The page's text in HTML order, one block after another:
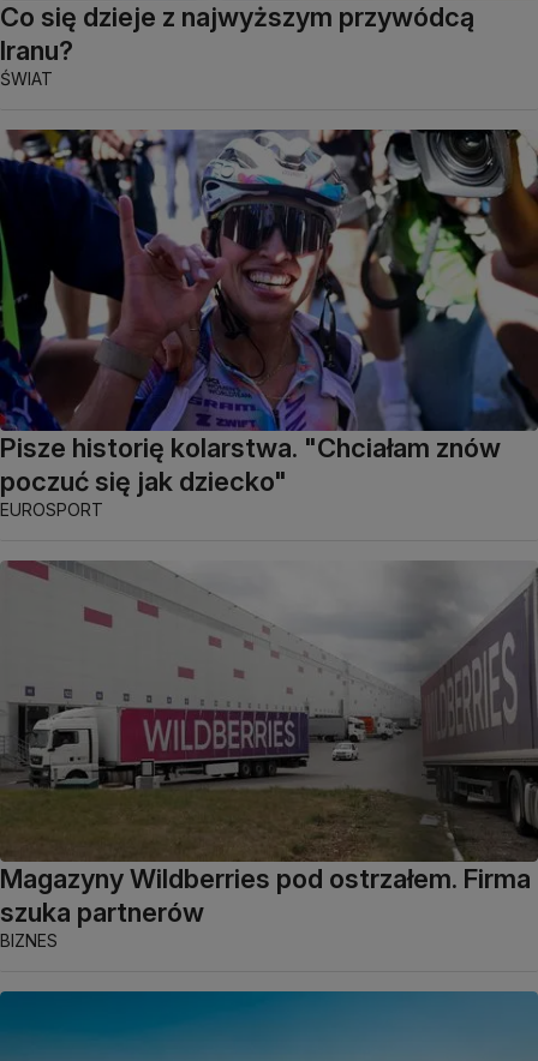
Co się dzieje z najwyższym przywódcą
Iranu?
ŚWIAT
Pisze historię kolarstwa. "Chciałam znów
poczuć się jak dziecko"
EUROSPORT
Magazyny Wildberries pod ostrzałem. Firma
szuka partnerów
BIZNES